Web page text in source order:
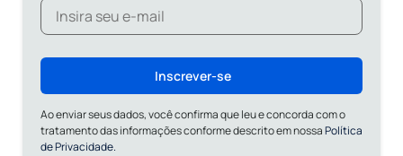
Inscrever-se
Ao enviar seus dados, você confirma que leu e concorda com o
tratamento das informações conforme descrito em nossaPolítica
de Privacidade.